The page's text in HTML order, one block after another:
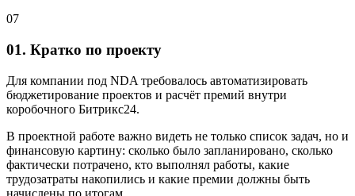
07
01. Кратко по проекту
Для компании под NDA требовалось автоматизировать
бюджетирование проектов и расчёт премий внутри
коробочного Битрикс24.
В проектной работе важно видеть не только список задач, но и
финансовую картину: сколько было запланировано, сколько
фактически потрачено, кто выполнял работы, какие
трудозатраты накопились и какие премии должны быть
начислены по итогам.